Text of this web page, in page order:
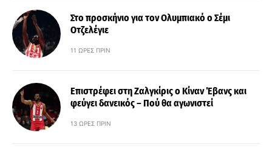
Στο προσκήνιο για τον Ολυμπιακό ο Σέμι
Οτζελέγιε
11 ΏΡΕΣ ΠΡΙΝ
Επιστρέφει στη Ζαλγκίρις ο Κίναν Έβανς και
φεύγει δανεικός – Πού θα αγωνιστεί
13 ΏΡΕΣ ΠΡΙΝ